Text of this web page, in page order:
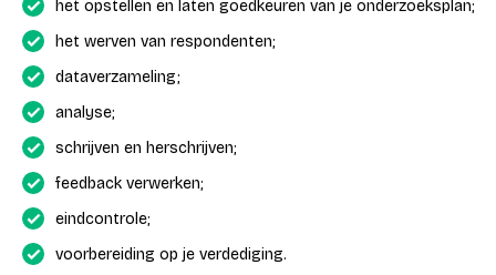
het opstellen en laten goedkeuren van je onderzoeksplan;
het werven van respondenten;
dataverzameling;
analyse;
schrijven en herschrijven;
feedback verwerken;
eindcontrole;
voorbereiding op je verdediging.